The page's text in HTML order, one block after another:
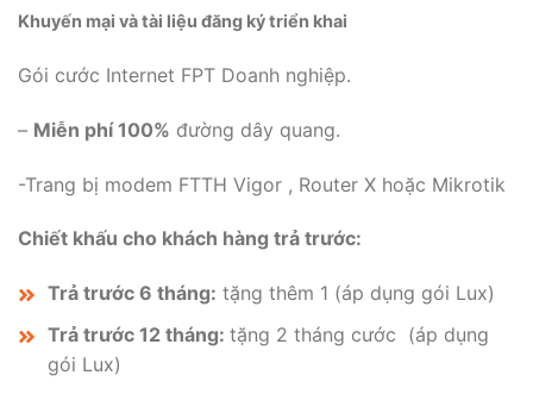
Khuyến mại và tài liệu đăng ký triển khai
Gói cước Internet FPT Doanh nghiệp.
– Miễn phí 100% đường dây quang.
-Trang bị modem FTTH Vigor , Router X hoặc Mikrotik
Chiết khấu cho khách hàng trả trước:
Trả trước 6 tháng: tặng thêm 1 (áp dụng gói Lux)
Trả trước 12 tháng: tặng 2 tháng cước (áp dụng
gói Lux)